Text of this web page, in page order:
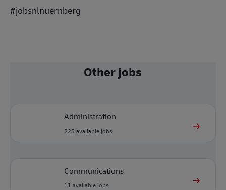
#jobsnlnuernberg
Other jobs
Administration
223 available jobs
Communications
11 available jobs